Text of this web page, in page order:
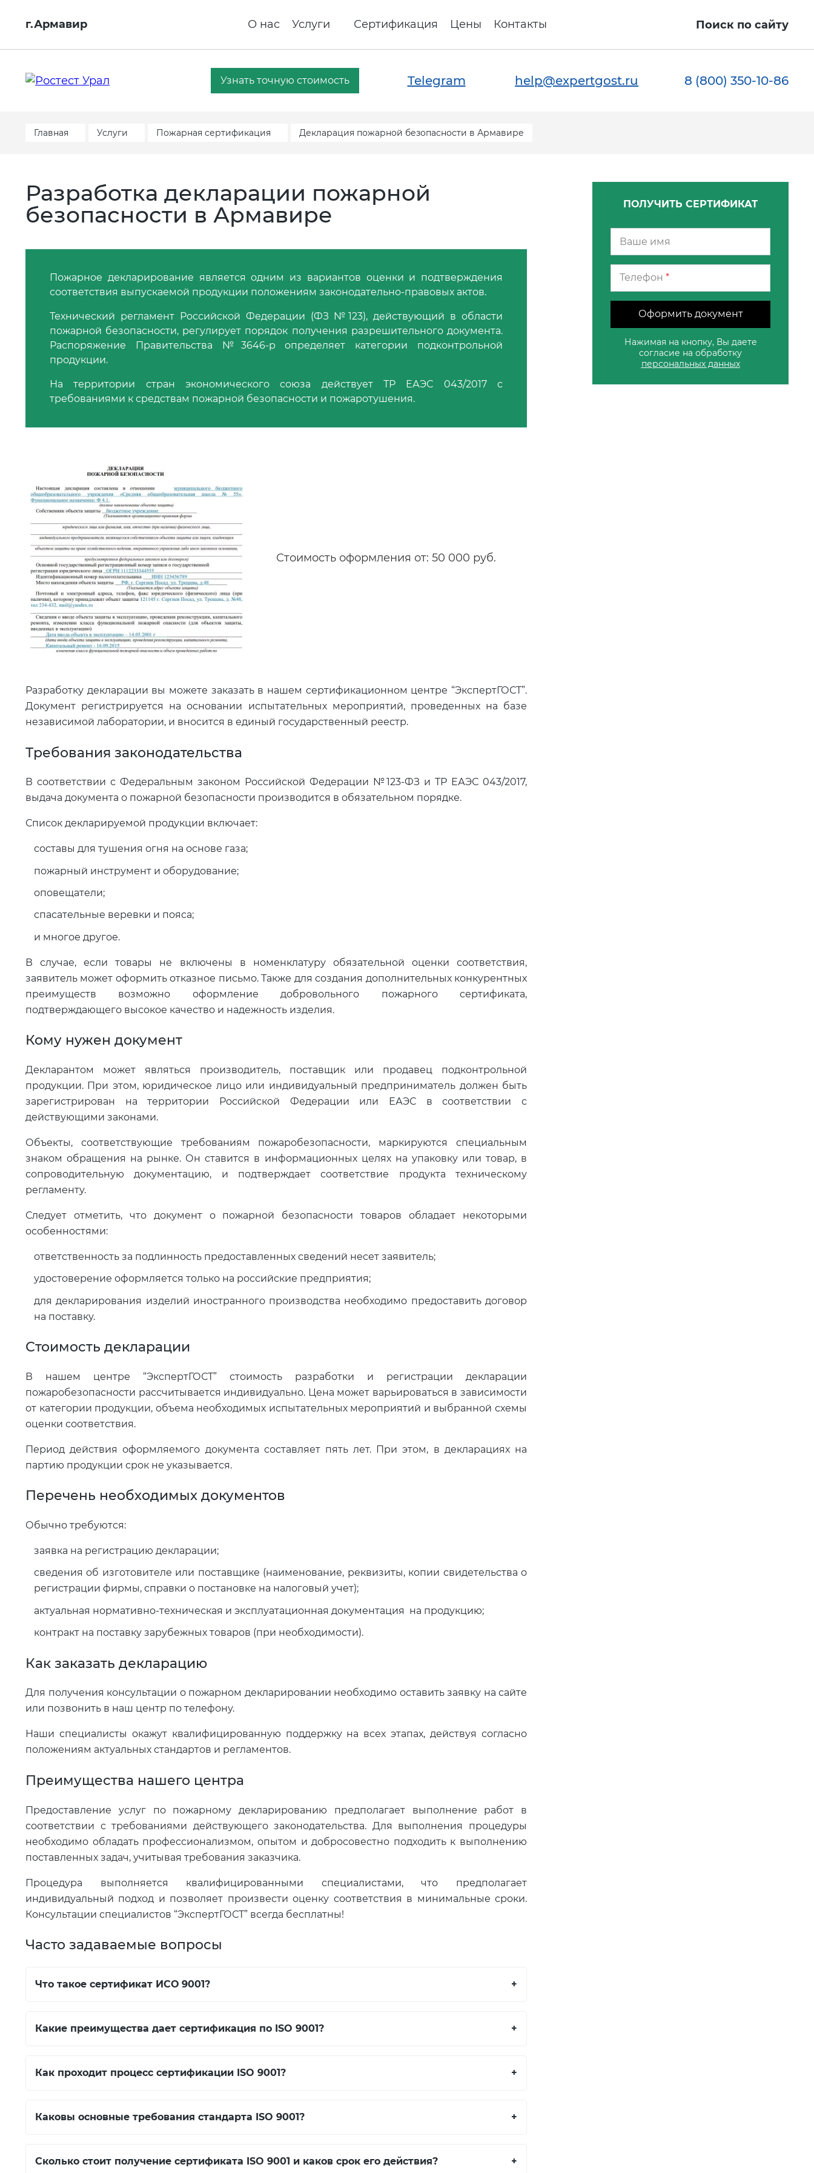
г.Армавир О нас Услуги Сертификация Цены Контакты Поиск по сайту
Узнать точную стоимость Telegram help@expertgost.ru 8 (800) 350-10-86
Главная Услуги Пожарная сертификация Декларация пожарной безопасности в Армавире
Разработка декларации пожарной
безопасности в Армавире
Пожарное декларирование является одним из вариантов оценки и подтверждения
соответствия выпускаемой продукции положениям законодательно-правовых актов.
Технический регламент Российской Федерации (ФЗ №123), действующий в области
пожарной безопасности, регулирует порядок получения разрешительного документа.
Распоряжение Правительства №3646-р определяет категории подконтрольной
продукции.
На территории стран экономического союза действует ТР ЕАЭС 043/2017 с
требованиями к средствам пожарной безопасности и пожаротушения.
Стоимость оформления от: 50 000 руб.
Разработку декларации вы можете заказать в нашем сертификационном центре “ЭкспертГОСТ”.
Документ регистрируется на основании испытательных мероприятий, проведенных на базе
независимой лаборатории, и вносится в единый государственный реестр.
Требования законодательства
В соответствии с Федеральным законом Российской Федерации №123-ФЗ и ТР ЕАЭС 043/2017,
выдача документа о пожарной безопасности производится в обязательном порядке.
Список декларируемой продукции включает:
составы для тушения огня на основе газа;
пожарный инструмент и оборудование;
оповещатели;
спасательные веревки и пояса;
и многое другое.
В случае, если товары не включены в номенклатуру обязательной оценки соответствия,
заявитель может оформить отказное письмо. Также для создания дополнительных конкурентных
преимуществ возможно оформление добровольного пожарного сертификата,
подтверждающего высокое качество и надежность изделия.
Кому нужен документ
Декларантом может являться производитель, поставщик или продавец подконтрольной
продукции. При этом, юридическое лицо или индивидуальный предприниматель должен быть
зарегистрирован на территории Российской Федерации или ЕАЭС в соответствии с
действующими законами.
Объекты, соответствующие требованиям пожаробезопасности, маркируются специальным
знаком обращения на рынке. Он ставится в информационных целях на упаковку или товар, в
сопроводительную документацию, и подтверждает соответствие продукта техническому
регламенту.
Следует отметить, что документ о пожарной безопасности товаров обладает некоторыми
особенностями:
ответственность за подлинность предоставленных сведений несет заявитель;
удостоверение оформляется только на российские предприятия;
для декларирования изделий иностранного производства необходимо предоставить договор
на поставку.
Стоимость декларации
В нашем центре “ЭкспертГОСТ” стоимость разработки и регистрации декларации
пожаробезопасности рассчитывается индивидуально. Цена может варьироваться в зависимости
от категории продукции, объема необходимых испытательных мероприятий и выбранной схемы
оценки соответствия.
Период действия оформляемого документа составляет пять лет. При этом, в декларациях на
партию продукции срок не указывается.
Перечень необходимых документов
Обычно требуются:
заявка на регистрацию декларации;
сведения об изготовителе или поставщике (наименование, реквизиты, копии свидетельства о
регистрации фирмы, справки о постановке на налоговый учет);
актуальная нормативно-техническая и эксплуатационная документация на продукцию;
контракт на поставку зарубежных товаров (при необходимости).
Как заказать декларацию
Для получения консультации о пожарном декларировании необходимо оставить заявку на сайте
или позвонить в наш центр по телефону.
Наши специалисты окажут квалифицированную поддержку на всех этапах, действуя согласно
положениям актуальных стандартов и регламентов.
Преимущества нашего центра
Предоставление услуг по пожарному декларированию предполагает выполнение работ в
соответствии с требованиями действующего законодательства. Для выполнения процедуры
необходимо обладать профессионализмом, опытом и добросовестно подходить к выполнению
поставленных задач, учитывая требования заказчика.
Процедура выполняется квалифицированными специалистами, что предполагает
индивидуальный подход и позволяет произвести оценку соответствия в минимальные сроки.
Консультации специалистов “ЭкспертГОСТ” всегда бесплатны!
Часто задаваемые вопросы
Что такое сертификат ИСО 9001? +
Какие преимущества дает сертификация по ISO 9001? +
Как проходит процесс сертификации ISO 9001? +
Каковы основные требования стандарта ISO 9001? +
Сколько стоит получение сертификата ISO 9001 и каков срок его действия? +
ПОЛУЧИТЬ СЕРТИФИКАТ
Телефон *
Оформить документ
Нажимая на кнопку, Вы даете
согласие на обработку
персональных данных